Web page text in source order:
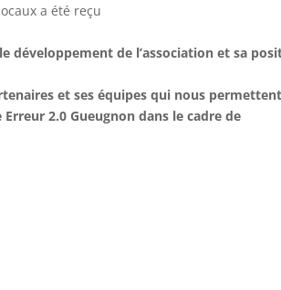
a été reçu
développement de l’association et sa
et ses équipes qui nous permettent
2.0 Gueugnon dans le cadre de